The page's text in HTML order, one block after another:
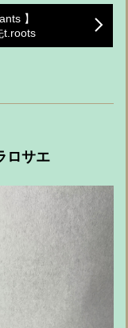
】
t.roots
ロサエ